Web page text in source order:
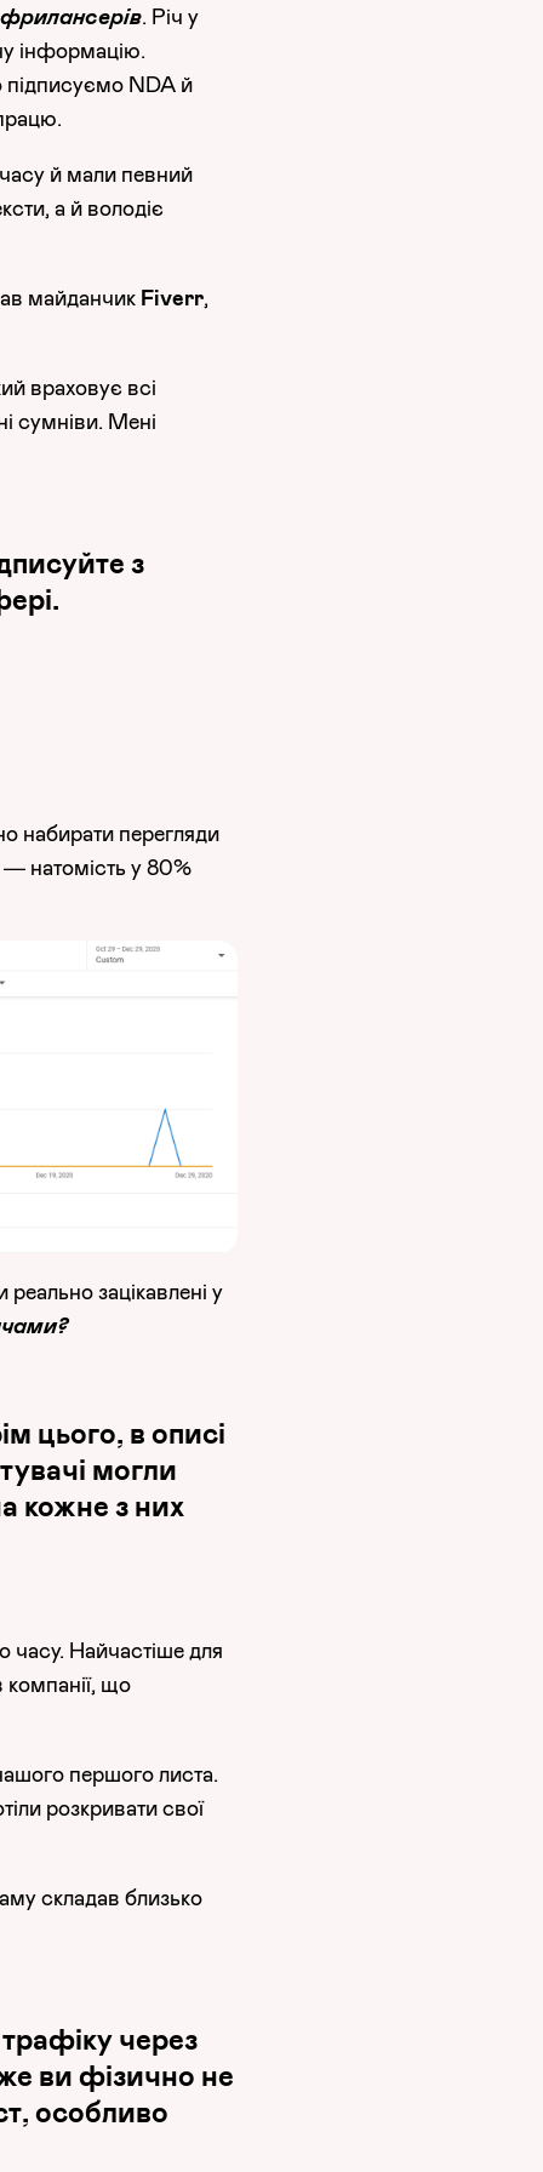
. Річ у
інформацію.
підписуємо NDA й
й мали певний
а й володіє
майданчик Fiverr,
враховує всі
сумніви. Мені
з
набирати перегляди
натомість у 80%
зацікавлені у
цього, в описі
могли
кожне з них
часу. Найчастіше для
компанії, що
першого листа.
розкривати свої
складав близько
через
ви фізично не
особливо